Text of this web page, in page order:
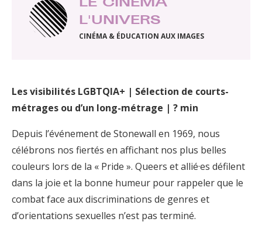
L'UNIVERS
CINÉMA & ÉDUCATION AUX IMAGES
Les visibilités LGBTQIA+ | Sélection de courts-
métrages ou d’un long-métrage | ? min
Depuis l’événement de Stonewall en 1969, nous
célébrons nos fiertés en affichant nos plus belles
couleurs lors de la « Pride ». Queers et allié·es défilent
dans la joie et la bonne humeur pour rappeler que le
combat face aux discriminations de genres et
d’orientations sexuelles n’est pas terminé.